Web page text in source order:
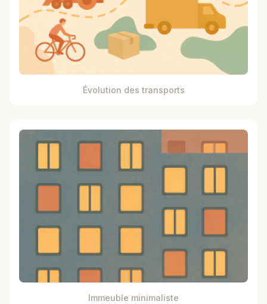
Évolution des transports
Immeuble minimaliste